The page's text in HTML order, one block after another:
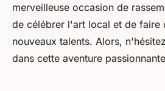
merveilleuse occasion de
de célébrer l'art local et de faire
nouveaux talents. Alors,
dans cette aventure